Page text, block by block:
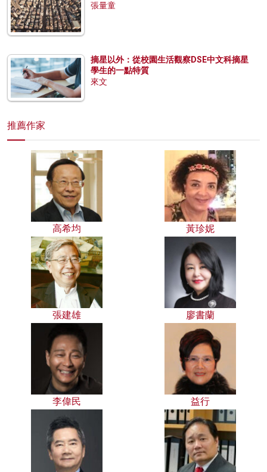
張量童
摘星以外：從校園生活觀察DSE中文科摘星
學生的一點特質
來文
推薦作家
高希均 黃珍妮
張建雄 廖書蘭
李偉民 益行